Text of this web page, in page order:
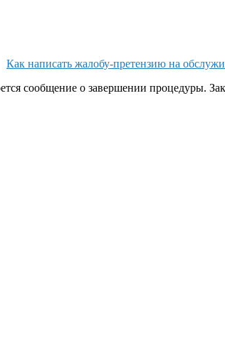
Как написать жалобу-претензию на
сообщение о завершении процедуры.